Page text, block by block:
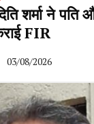
शर्मा ने पति
FIR
03/08/2026